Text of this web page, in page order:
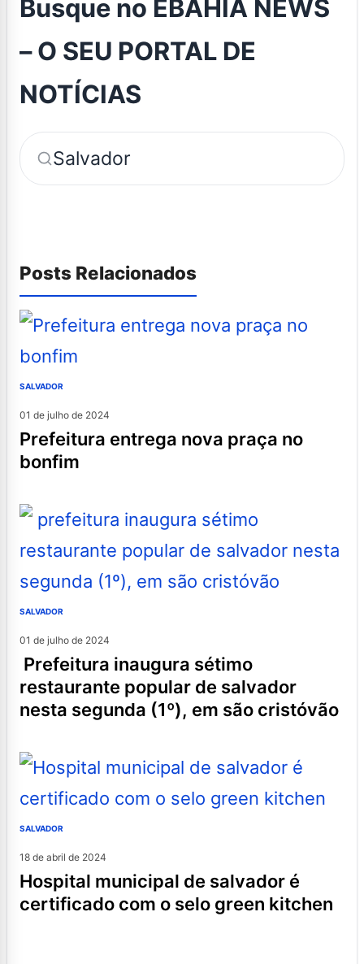
Busque no ÉBAHIA NEWS
– O SEU PORTAL DE
NOTÍCIAS
Salvador
Posts Relacionados
SALVADOR
01 de julho de 2024
prefeitura entrega nova praça no
bonfim
SALVADOR
01 de julho de 2024
prefeitura inaugura sétimo
restaurante popular de salvador
nesta segunda (1º), em são cristóvão
SALVADOR
18 de abril de 2024
hospital municipal de salvador é
certificado com o selo green kitchen